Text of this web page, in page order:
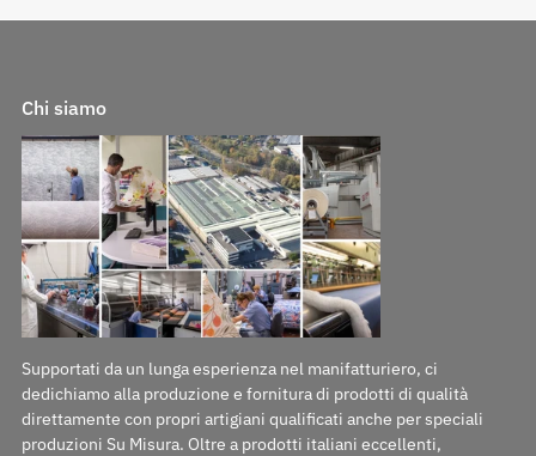
Chi siamo
Supportati da un lunga esperienza nel manifatturiero, ci
dedichiamo alla produzione e fornitura di prodotti di qualità
direttamente con propri artigiani qualificati anche per speciali
produzioni Su Misura. Oltre a prodotti italiani eccellenti,